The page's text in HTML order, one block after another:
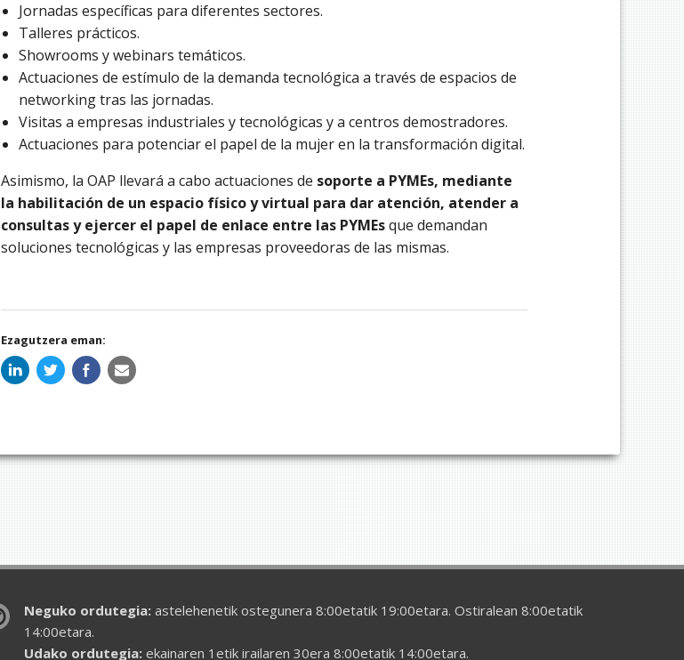
Jornadas específicas para diferentes sectores.
Talleres prácticos.
Showrooms y webinars temáticos.
Actuaciones de estímulo de la demanda tecnológica a través de espacios de
networking tras las jornadas.
Visitas a empresas industriales y tecnológicas y a centros demostradores.
Actuaciones para potenciar el papel de la mujer en la transformación digital.
Asimismo, la OAP llevará a cabo actuaciones de soporte a PYMEs, mediante
la habilitación de un espacio físico y virtual para dar atención, atender a
consultas y ejercer el papel de enlace entre las PYMEsque demandan
soluciones tecnológicas y las empresas proveedoras de las mismas.
Ezagutzera eman:
Neguko ordutegia:astelehenetik ostegunera 8:00etatik 19:00etara. Ostiralean 8:00etatik
14:00etara.
Udako ordutegia:ekainaren 1etik irailaren 30era 8:00etatik 14:00etara.